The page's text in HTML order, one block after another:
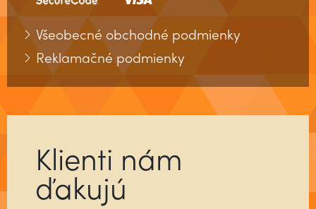
Všeobecné obchodné podmienky
Reklamačné podmienky
Klienti nám
ďakujú